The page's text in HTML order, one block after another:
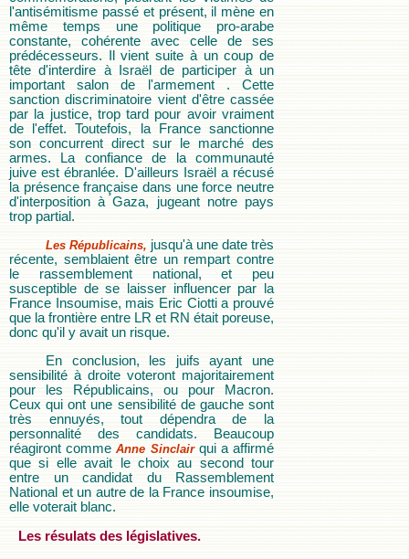
l'antisémitisme passé et présent, il mène en
même temps une politique pro-arabe
constante, cohérente avec celle de ses
prédécesseurs. Il vient suite à un coup de
tête d'interdire à Israël de participer à un
important salon de l'armement . Cette
sanction discriminatoire vient d'être cassée
par la justice, trop tard pour avoir vraiment
de l'effet. Toutefois, la France sanctionne
son concurrent direct sur le marché des
armes. La confiance de la communauté
juive est ébranlée. D'ailleurs Israël a récusé
la présence française dans une force neutre
d'interposition à Gaza, jugeant notre pays
trop partial.
Les Républicains, jusqu'à une date très
récente, semblaient être un rempart contre
le rassemblement national, et peu
susceptible de se laisser influencer par la
France Insoumise, mais Eric Ciotti a prouvé
que la frontière entre LR et RN était poreuse,
donc qu'il y avait un risque.
En conclusion, les juifs ayant une
sensibilité à droite voteront majoritairement
pour les Républicains, ou pour Macron.
Ceux qui ont une sensibilité de gauche sont
très ennuyés, tout dépendra de la
personnalité des candidats. Beaucoup
réagiront commeAnne Sinclairqui a affirmé
que si elle avait le choix au second tour
entre un candidat du Rassemblement
National et un autre de la France insoumise,
elle voterait blanc.
Les résulats des législatives.